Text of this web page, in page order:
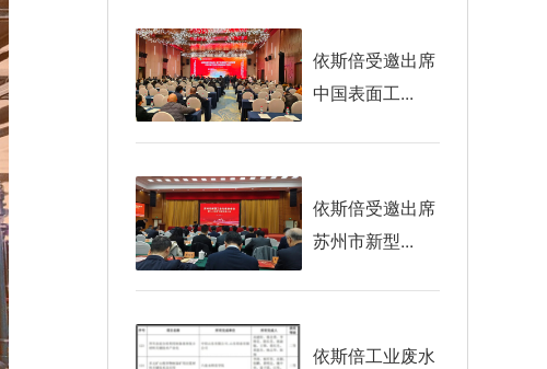
依斯倍受邀出席
中国表面工...
依斯倍受邀出席
苏州市新型...
依斯倍工业废水